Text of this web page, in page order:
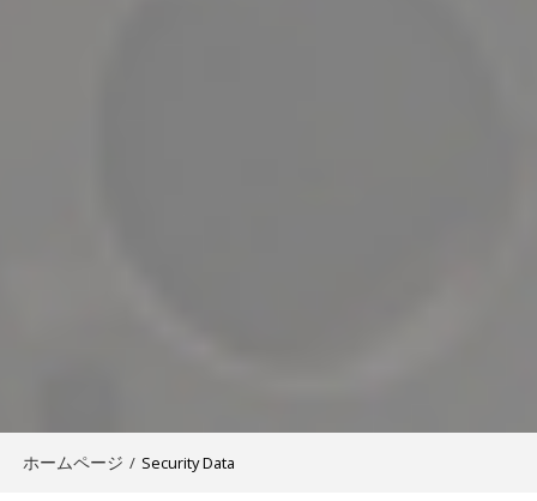
ホームページ / Security Data